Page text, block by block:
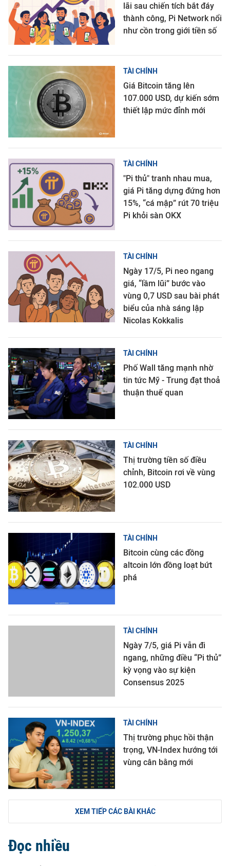
lãi sau chiến tích bắt đáy
thành công, Pi Network nổi
như cồn trong giới tiền số
TÀI CHÍNH
Giá Bitcoin tăng lên
107.000 USD, dự kiến sớm
thiết lập mức đỉnh mới
TÀI CHÍNH
"Pi thủ" tranh nhau mua,
giá Pi tăng dựng đứng hơn
15%, “cá mập” rút 70 triệu
Pi khỏi sàn OKX
TÀI CHÍNH
Ngày 17/5, Pi neo ngang
giá, “lầm lũi” bước vào
vùng 0,7 USD sau bài phát
biểu của nhà sáng lập
Nicolas Kokkalis
TÀI CHÍNH
Phố Wall tăng mạnh nhờ
tin tức Mỹ - Trung đạt thoả
thuận thuế quan
TÀI CHÍNH
Thị trường tiền số điều
chỉnh, Bitcoin rơi về vùng
102.000 USD
TÀI CHÍNH
Bitcoin cùng các đồng
altcoin lớn đồng loạt bứt
phá
TÀI CHÍNH
Ngày 7/5, giá Pi vẫn đi
ngang, những điều “Pi thủ”
kỳ vọng vào sự kiện
Consensus 2025
TÀI CHÍNH
Thị trường phục hồi thận
trọng, VN-Index hướng tới
vùng cân bằng mới
XEM TIẾP CÁC BÀI KHÁC
Đọc nhiều